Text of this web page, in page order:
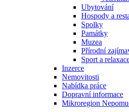
Ubytování
Hospody a
Spolky
Památky
Muzea
Přírodní
Sport a
Inzerce
Nemovitosti
Nabídka práce
Dopravní informace
Mikroregion